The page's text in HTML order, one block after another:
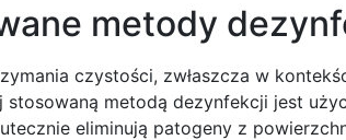
metody
czystości, zwłaszcza w
metodą dezynfekcji jest
eliminują patogeny z